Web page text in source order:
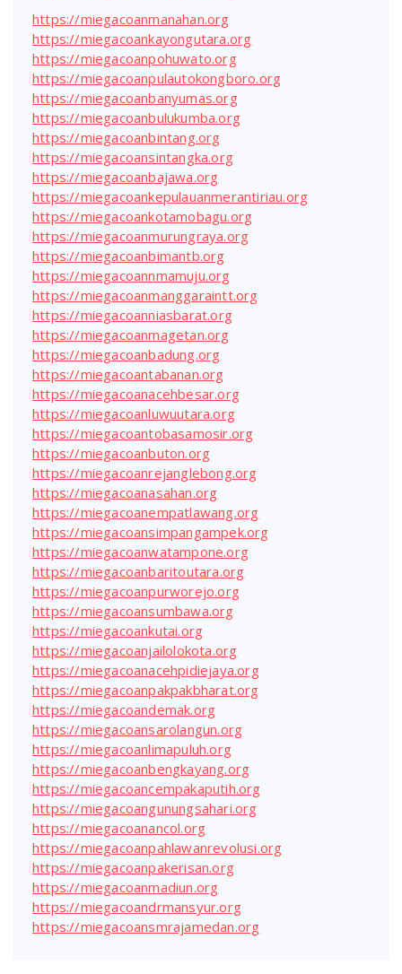
https://miegacoanmanahan.org
https://miegacoankayongutara.org
https://miegacoanpohuwato.org
https://miegacoanpulautokongboro.org
https://miegacoanbanyumas.org
https://miegacoanbulukumba.org
https://miegacoanbintang.org
https://miegacoansintangka.org
https://miegacoanbajawa.org
https://miegacoankepulauanmerantiriau.org
https://miegacoankotamobagu.org
https://miegacoanmurungraya.org
https://miegacoanbimantb.org
https://miegacoannmamuju.org
https://miegacoanmanggaraintt.org
https://miegacoanniasbarat.org
https://miegacoanmagetan.org
https://miegacoanbadung.org
https://miegacoantabanan.org
https://miegacoanacehbesar.org
https://miegacoanluwuutara.org
https://miegacoantobasamosir.org
https://miegacoanbuton.org
https://miegacoanrejanglebong.org
https://miegacoanasahan.org
https://miegacoanempatlawang.org
https://miegacoansimpangampek.org
https://miegacoanwatampone.org
https://miegacoanbaritoutara.org
https://miegacoanpurworejo.org
https://miegacoansumbawa.org
https://miegacoankutai.org
https://miegacoanjailolokota.org
https://miegacoanacehpidiejaya.org
https://miegacoanpakpakbharat.org
https://miegacoandemak.org
https://miegacoansarolangun.org
https://miegacoanlimapuluh.org
https://miegacoanbengkayang.org
https://miegacoancempakaputih.org
https://miegacoangunungsahari.org
https://miegacoanancol.org
https://miegacoanpahlawanrevolusi.org
https://miegacoanpakerisan.org
https://miegacoanmadiun.org
https://miegacoandrmansyur.org
https://miegacoansmrajamedan.org